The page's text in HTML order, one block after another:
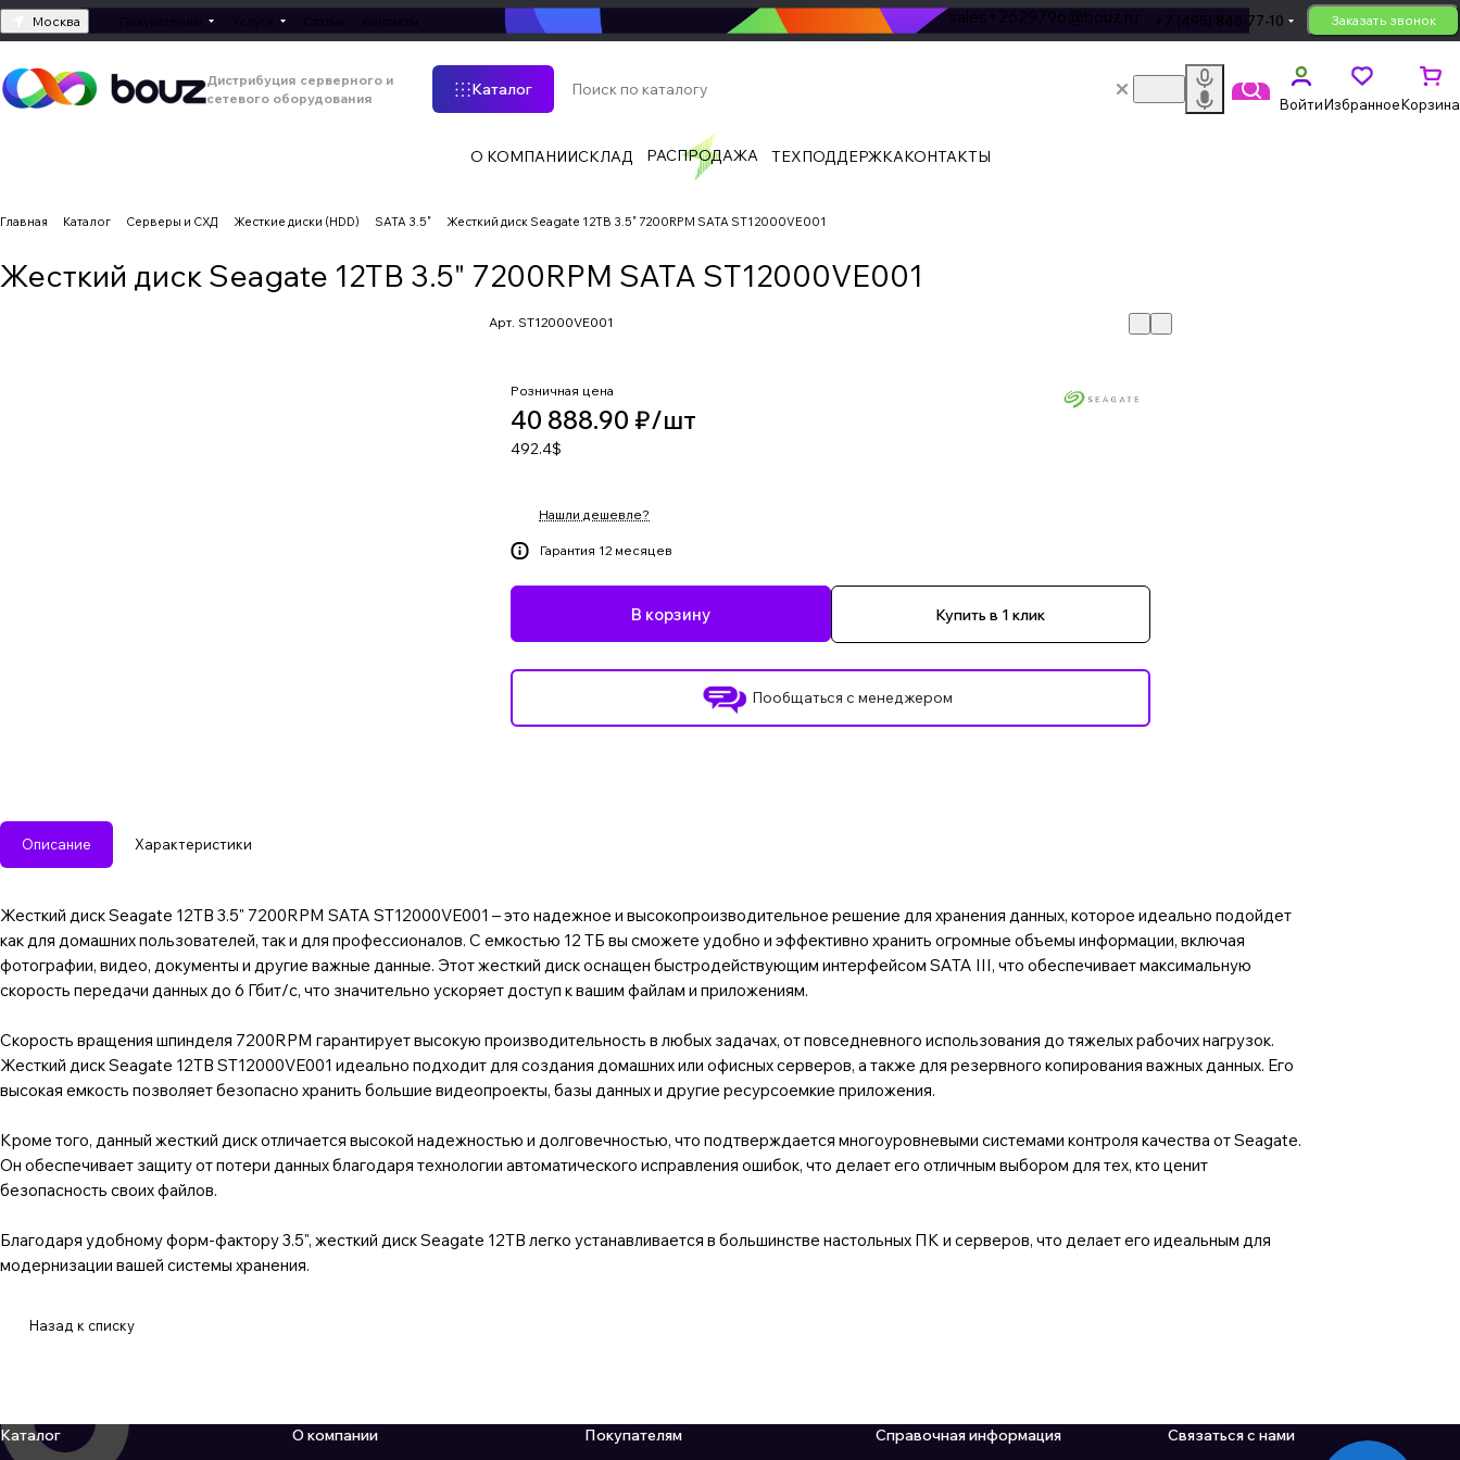
Москва Покупателям Услуги Статьи Контакты sales+2629796@bouz.ru +7 (495) 846-77-10 Заказать звонок
Дистрибуция серверного и
сетевого оборудования
Каталог
ВойтиИзбранноеКорзина
О КОМПАНИИСКЛАД РАСПРОДАЖА ТЕХПОДДЕРЖКАКОНТАКТЫ
Главная Каталог Серверы и СХД Жесткие диски (HDD) SATA 3.5" Жесткий диск Seagate 12TB 3.5" 7200RPM SATA ST12000VE001
Жесткий диск Seagate 12TB 3.5" 7200RPM SATA ST12000VE001
Арт. ST12000VE001
Розничная цена
40 888.90 ₽/шт
492.4$
В корзину Купить в 1 клик
Пообщаться с менеджером
Нашли дешевле?
Гарантия 12 месяцев
Описание Характеристики
Жесткий диск Seagate 12TB 3.5" 7200RPM SATA ST12000VE001 – это надежное и высокопроизводительное решение для хранения данных, которое идеально подойдет
как для домашних пользователей, так и для профессионалов. С емкостью 12 ТБ вы сможете удобно и эффективно хранить огромные объемы информации, включая
фотографии, видео, документы и другие важные данные. Этот жесткий диск оснащен быстродействующим интерфейсом SATA III, что обеспечивает максимальную
скорость передачи данных до 6 Гбит/с, что значительно ускоряет доступ к вашим файлам и приложениям.
Скорость вращения шпинделя 7200RPM гарантирует высокую производительность в любых задачах, от повседневного использования до тяжелых рабочих нагрузок.
Жесткий диск Seagate 12TB ST12000VE001 идеально подходит для создания домашних или офисных серверов, а также для резервного копирования важных данных. Его
высокая емкость позволяет безопасно хранить большие видеопроекты, базы данных и другие ресурсоемкие приложения.
Кроме того, данный жесткий диск отличается высокой надежностью и долговечностью, что подтверждается многоуровневыми системами контроля качества от Seagate.
Он обеспечивает защиту от потери данных благодаря технологии автоматического исправления ошибок, что делает его отличным выбором для тех, кто ценит
безопасность своих файлов.
Благодаря удобному форм-фактору 3.5", жесткий диск Seagate 12TB легко устанавливается в большинстве настольных ПК и серверов, что делает его идеальным для
модернизации вашей системы хранения.
Назад к списку
Каталог О компании Покупателям Справочная информация Связаться с нами